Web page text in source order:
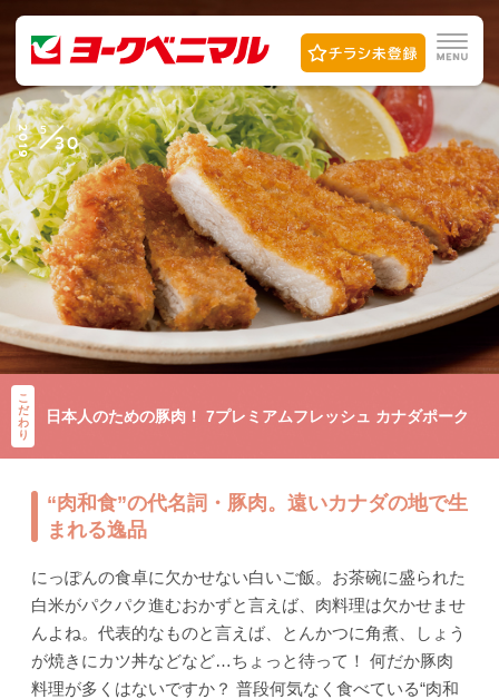
2019 5
30
こ
だ
わ
り
日本人のための豚肉！ 7プレミアムフレッシュ カナダポーク
“肉和食”の代名詞・豚肉。遠いカナダの地で生
まれる逸品
にっぽんの食卓に欠かせない白いご飯。お茶碗に盛られた
白米がパクパク進むおかずと言えば、肉料理は欠かせませ
んよね。代表的なものと言えば、とんかつに角煮、しょう
が焼きにカツ丼などなど…ちょっと待って！ 何だか豚肉
料理が多くはないですか？ 普段何気なく食べている“肉和